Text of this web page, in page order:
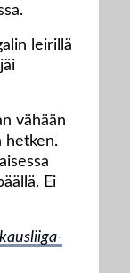
leirillä
vähään
hetken.
Ei